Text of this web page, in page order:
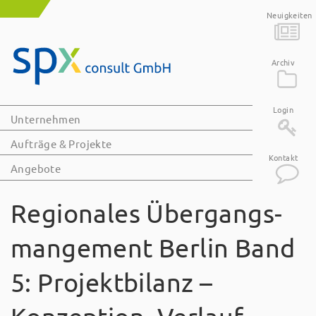
Neuigkeiten
Archiv
Login
Kontakt
Unternehmen
Aufträge & Projekte
Angebote
Regionales Übergangs­
mangement Berlin Band
5: Projektbilanz –